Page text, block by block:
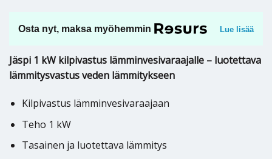
Osta nyt, maksa myöhemmin Lue lisää
Jäspi 1 kW kilpivastus lämminvesivaraajalle – luotettava
lämmitysvastus veden lämmitykseen
Kilpivastus lämminvesivaraajaan
Teho 1 kW
Tasainen ja luotettava lämmitys